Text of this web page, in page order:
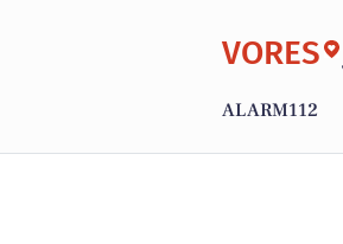
VORES
ALARM112